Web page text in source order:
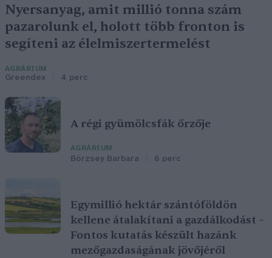
Nyersanyag, amit millió tonna szám
pazarolunk el, holott több fronton is
segíteni az élelmiszertermelést
AGRÁRIUM
Greendex 4 perc
A régi gyümölcsfák őrzője
AGRÁRIUM
Börzsey Barbara 6 perc
Egymillió hektár szántóföldön
kellene átalakítani a gazdálkodást –
Fontos kutatás készült hazánk
mezőgazdaságának jövőjéről